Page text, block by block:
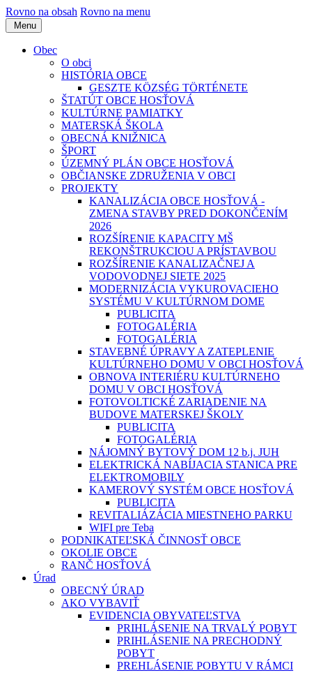
Rovno na obsah Rovno na menu
Menu
Obec
O obci
HISTÓRIA OBCE
GESZTE KÖZSÉG TÖRTÉNETE
ŠTATÚT OBCE HOSŤOVÁ
KULTÚRNE PAMIATKY
MATERSKÁ ŠKOLA
OBECNÁ KNIŽNICA
ŠPORT
ÚZEMNÝ PLÁN OBCE HOSŤOVÁ
OBČIANSKE ZDRUŽENIA V OBCI
PROJEKTY
KANALIZÁCIA OBCE HOSŤOVÁ -
ZMENA STAVBY PRED DOKONČENÍM
2026
ROZŠÍRENIE KAPACITY MŠ
REKONŠTRUKCIOU A PRÍSTAVBOU
ROZŠÍRENIE KANALIZAČNEJ A
VODOVODNEJ SIETE 2025
MODERNIZÁCIA VYKUROVACIEHO
SYSTÉMU V KULTÚRNOM DOME
PUBLICITA
FOTOGALÉRIA
FOTOGALÉRIA
STAVEBNÉ ÚPRAVY A ZATEPLENIE
KULTÚRNEHO DOMU V OBCI HOSŤOVÁ
OBNOVA INTERIÉRU KULTÚRNEHO
DOMU V OBCI HOSŤOVÁ
FOTOVOLTICKÉ ZARIADENIE NA
BUDOVE MATERSKEJ ŠKOLY
PUBLICITA
FOTOGALÉRIA
NÁJOMNÝ BYTOVÝ DOM 12 b.j. JUH
ELEKTRICKÁ NABÍJACIA STANICA PRE
ELEKTROMOBILY
KAMEROVÝ SYSTÉM OBCE HOSŤOVÁ
PUBLICITA
REVITALIÁZÁCIA MIESTNEHO PARKU
WIFI pre Teba
PODNIKATEĽSKÁ ČINNOSŤ OBCE
OKOLIE OBCE
RANČ HOSŤOVÁ
Úrad
OBECNÝ ÚRAD
AKO VYBAVIŤ
EVIDENCIA OBYVATEĽSTVA
PRIHLÁSENIE NA TRVALÝ POBYT
PRIHLÁSENIE NA PRECHODNÝ
POBYT
PREHLÁSENIE POBYTU V RÁMCI